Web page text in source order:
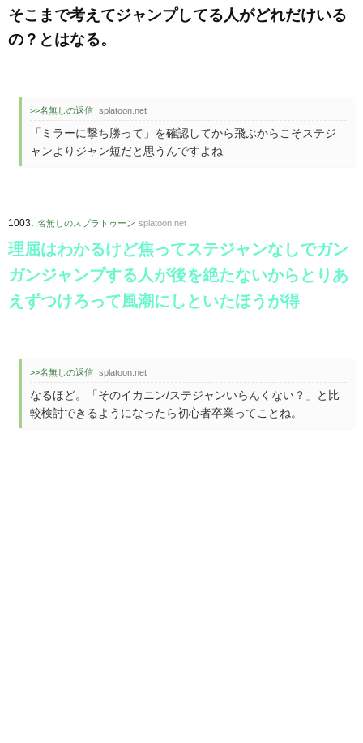
そこまで考えてジャンプしてる人がどれだけいる
の？とはなる。
>>名無しの返信 splatoon.net
「ミラーに撃ち勝って」を確認してから飛ぶからこそステジ
ャンよりジャン短だと思うんですよね
1003: 名無しのスプラトゥーン splatoon.net
理屈はわかるけど焦ってステジャンなしでガン
ガンジャンプする人が後を絶たないからとりあ
えずつけろって風潮にしといたほうが得
>>名無しの返信 splatoon.net
なるほど。「そのイカニン/ステジャンいらんくない？」と比
較検討できるようになったら初心者卒業ってことね。